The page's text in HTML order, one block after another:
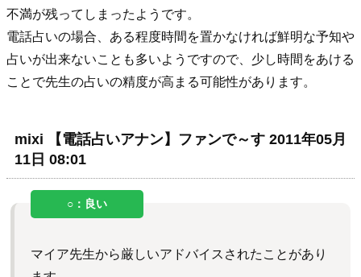
不満が残ってしまったようです。
電話占いの場合、ある程度時間を置かなければ鮮明な予知や
占いが出来ないことも多いようですので、少し時間をあける
ことで先生の占いの精度が高まる可能性があります。
mixi 【電話占いアナン】ファンで～す 2011年05月
11日 08:01
マイア先生から厳しいアドバイスされたことがあり